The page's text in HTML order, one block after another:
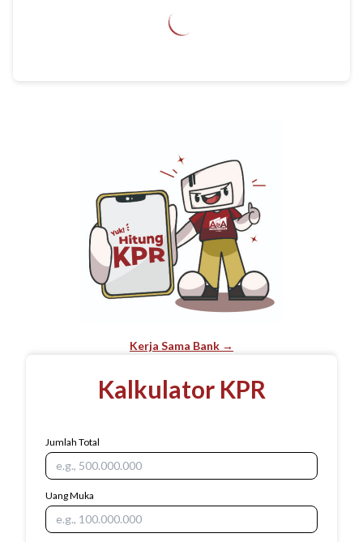
Kerja Sama Bank →
Kalkulator KPR
Jumlah Total
Uang Muka